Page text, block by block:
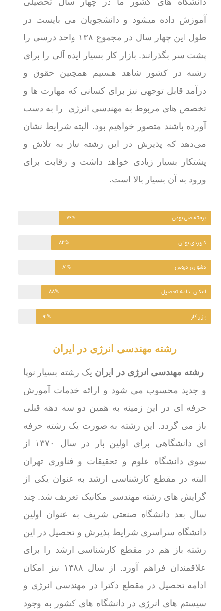
دانشگاه های کشور ما در چهار سال تحصیلی
آموزش داده میشود و دانشجویان می بایست در
طول این چهار سال در مجموع ۱۳۸ واحد درسی را
پشت سر بگذرانند. بازار کار بسیار ایده آلی را برای
رشته در کشور شاهد هستیم همچنین حقوق و
درآمد قابل توجهی نیز برای کسانی که مهارت ها و
تخصص های مربوط به مهندسی انرژی را به دست
آورده باشند متصور خواهیم بود. البته شرایط نشان
می‌دهد که پذیرش در این رشته نیاز به تلاش و
پشتکار بسیار زیادی خواهد داشت و رقابت برای
ورود به آن بسیار بالا است.
پرمتقاضی بودن ۷۹%
کاربردی بودن ۸۳%
دشواری دروس ۸۱%
امکان ادامه تحصیل ۸۸%
بازار کار ۹۱%
رشته مهندسی انرژی در ایران
رشته مهندسی انرژی در ایران یک رشته بسیار نوپا
و جدید محسوب می شود و ارائه خدمات آموزش
حرفه ای در این زمینه به همین دو سه دهه قبلی
باز می گردد. این رشته به صورت یک رشته حرفه
ای دانشگاهی برای اولین بار در سال ۱۳۷۰ از
سوی دانشگاه علوم و تحقیقات و فناوری تهران
البته در مقطع کارشناسی ارشد به عنوان یکی از
گرایش های رشته مهندسی مکانیک تعریف شد. چند
سال بعد دانشگاه صنعتی شریف به عنوان اولین
دانشگاه سراسری شرایط پذیرش و تحصیل در این
رشته باز هم در مقطع کارشناسی ارشد را برای
علاقمندان فراهم آورد. از سال ۱۳۸۸ نیز امکان
ادامه تحصیل در مقطع دکترا در مهندسی انرژی و
سیستم های انرژی در دانشگاه های کشور به وجود